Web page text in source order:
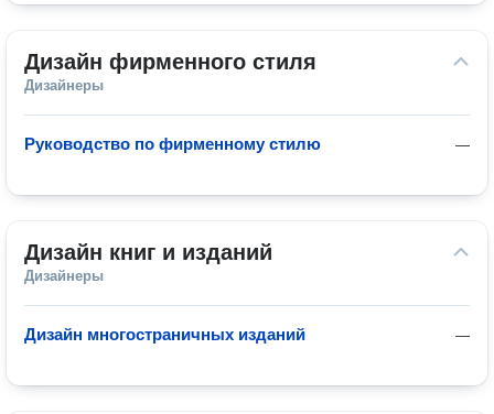
Дизайн фирменного стиля
Дизайнеры
—
Руководство по фирменному стилю
Дизайн книг и изданий
Дизайнеры
—
Дизайн многостраничных изданий